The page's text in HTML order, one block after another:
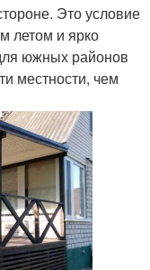
Это условие
летом и ярко
южных районов
местности, чем